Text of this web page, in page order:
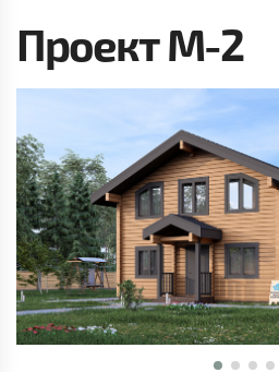
Проект M-2